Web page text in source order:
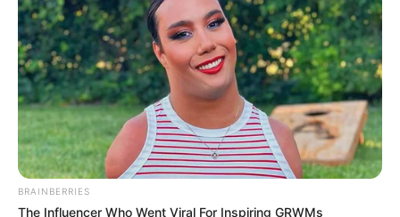
BRAINBERRIES
The Influencer Who Went Viral For Inspiring GRWMs